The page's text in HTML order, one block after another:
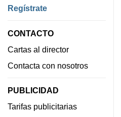
Regístrate
CONTACTO
Cartas al director
Contacta con nosotros
PUBLICIDAD
Tarifas publicitarias